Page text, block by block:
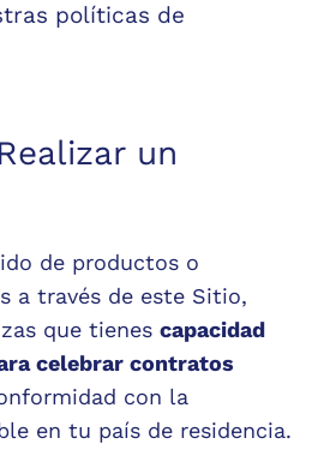
políticas de
un
de productos o
a través de este Sitio,
que tienes capacidad
celebrar contratos
con la
en tu país de residencia.